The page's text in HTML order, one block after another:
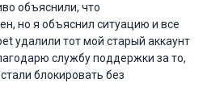
объяснили, что
но я объяснил ситуацию и все
удалили тот мой старый аккаунт
службу поддержки за то,
блокировать без